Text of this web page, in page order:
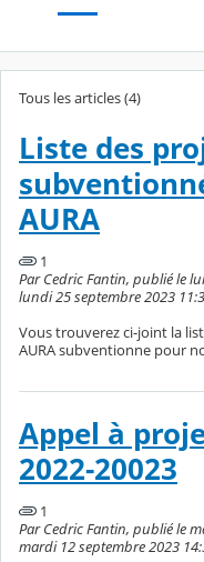
Tous les articles (4)
Liste des
AURA
1
Par Cedric Fantin, publié le
lundi 25 septembre 2023
Vous trouverez ci-joint la
AURA subventionne pour
Appel à
2022-20023
1
Par Cedric Fantin, publié le
mardi 12 septembre 2023